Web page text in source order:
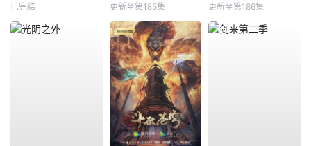
已完结 更新至第185集 更新至第186集